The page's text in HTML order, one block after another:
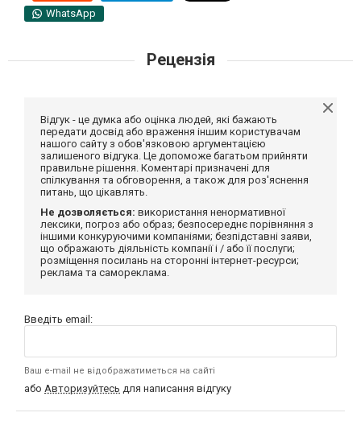
WhatsApp
Рецензія
Відгук - це думка або оцінка людей, які бажають
передати досвід або враження іншим користувачам
нашого сайту з обов'язковою аргументацією
залишеного відгука. Це допоможе багатьом прийняти
правильне рішення. Коментарі призначені для
спілкування та обговорення, а також для роз'яснення
питань, що цікавлять.
Не дозволяється: використання ненормативної
лексики, погроз або образ; безпосереднє порівняння з
іншими конкуруючими компаніями; безпідставні заяви,
що ображають діяльність компанії і / або її послуги;
розміщення посилань на сторонні інтернет-ресурси;
реклама та самореклама.
Введіть email:
Ваш e-mail не відображатиметься на сайті
або Авторизуйтесь для написання відгуку